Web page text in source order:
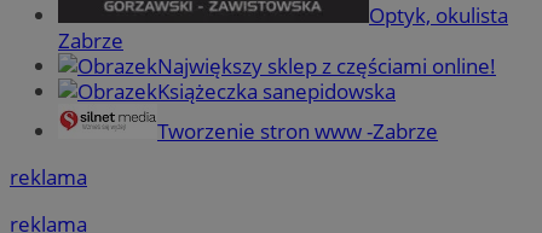
Optyk, okulista
Zabrze
Największy sklep z częściami online!
Książeczka sanepidowska
Tworzenie stron www -Zabrze
reklama
reklama